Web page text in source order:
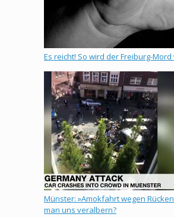
Es reicht! So wird der Freiburg-
Münster: »Amokfahrt wegen
man uns veralbern?